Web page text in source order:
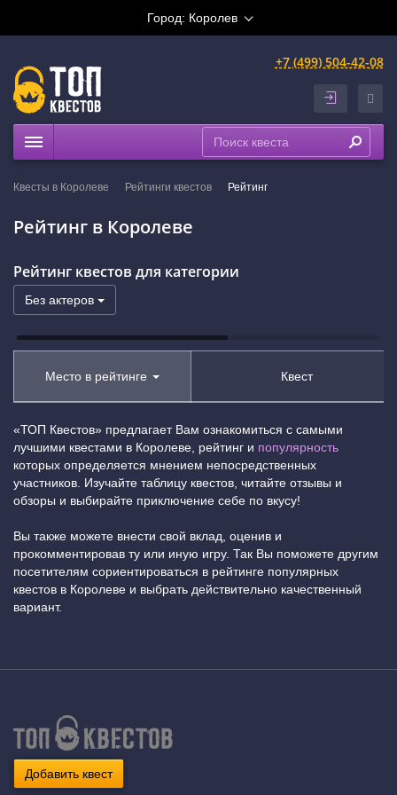
Город: Королев
+7 (499) 504-42-08
На карте
Квесты в Королеве Рейтинги квестов Рейтинг
Рейтинг в Королеве
Рейтинг квестов для категории
Без актеров
Место в рейтинге Квест
«ТОП Квестов» предлагает Вам ознакомиться с самыми
лучшими квестами в Королеве, рейтинг и популярность
которых определяется мнением непосредственных
участников. Изучайте таблицу квестов, читайте отзывы и
обзоры и выбирайте приключение себе по вкусу!
Вы также можете внести свой вклад, оценив и
прокомментировав ту или иную игру. Так Вы поможете другим
посетителям сориентироваться в рейтинге популярных
квестов в Королеве и выбрать действительно качественный
вариант.
Добавить квест